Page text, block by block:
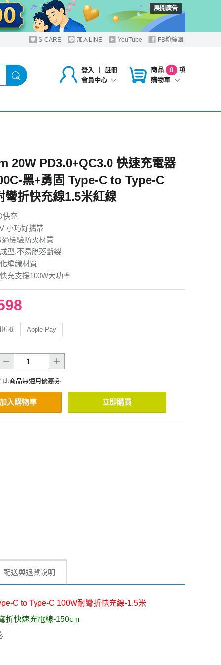
展開廣告
S-CARE 加入LINE YouTube FB粉絲團
登入 ︱
註冊
會員中心
商品 0
項
購物車
20W PD3.0+QC3.0 快速充電器
黑+勇固 Type-C to Type-C
彎折快充線1.5米紅線
快充
小巧好攜帶
檢驗防火材質
型,不易脫落斷裂
編織材質
充支援100W大功率
抵 Apple Pay
此商品無適用優惠券
加入購物車 立即購買
配送與退貨說明
C to Type-C 100W耐彎折快充線-1.5米
折快速充電線-150cm